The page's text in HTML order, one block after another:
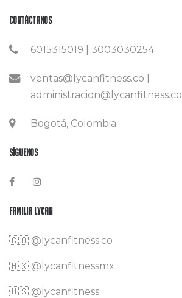
Contáctanos
6015315019 | 3003030254
ventas@lycanfitness.co |
administracion@lycanfitness.co
Bogotá, Colombia
Síguenos
Familia Lycan
🇨🇴 @lycanfitness.co
🇲🇽 @lycanfitnessmx
🇺🇸 @lycanfitness